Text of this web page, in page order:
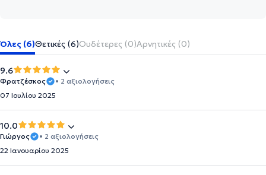
Όλες (6)Θετικές (6)Ουδέτερες (0)Αρνητικές (0)
9.6
Φρατζέσκος
• 2 αξιολογήσεις
07 Ιουλίου 2025
10.0
Γιώργος
• 2 αξιολογήσεις
22 Ιανουαρίου 2025